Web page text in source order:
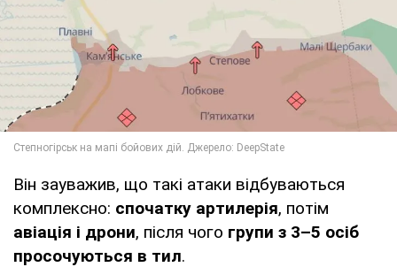
Він зауважив, що такі атаки відбуваються
комплексно: спочатку артилерія, потім
авіація і дрони, після чого групи з 3–5 осіб
просочуються в тил.